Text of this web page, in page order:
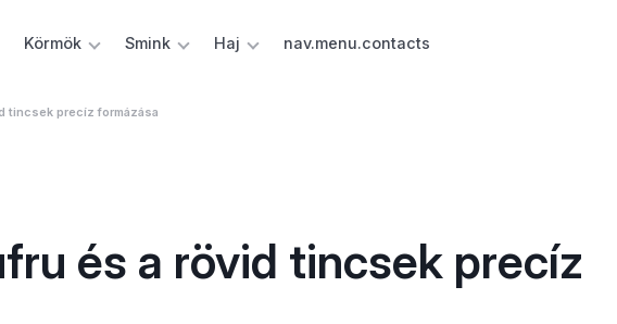
Körmök Smink Haj nav.menu.contacts
tincsek precíz formázása
és a rövid tincsek precíz